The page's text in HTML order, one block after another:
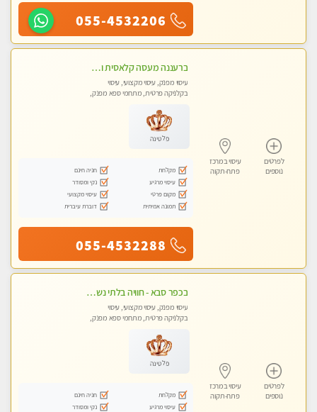
055-4532206
לפרטים
נוספים
עיסוי במרכז
פתח-תקוה
ברעננה מעסה קלאסית ומפנקת. highly recommended..new in the city
עיסוי מפנק, עיסוי מקצועי, עיסוי
בקלניקה פרטית, מתחמי ספא מפנק,
פלטינה
מקלחת
חניה חינם
עיסוי מרגיע
נקי ומסודר
מקום פרטי
עיסוי מקצועי
תמונה אמיתית
דוברת עיברית
055-4532288
לפרטים
נוספים
עיסוי במרכז
פתח-תקוה
בכפר סבא - חוויה בלתי נשכחת ומפנקת במיוחד
עיסוי מפנק, עיסוי מקצועי, עיסוי
בקלניקה פרטית, מתחמי ספא מפנק,
פלטינה
מקלחת
חניה חינם
עיסוי מרגיע
נקי ומסודר